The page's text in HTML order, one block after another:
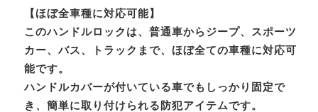
【ほぼ全車種に対応可能】
このハンドルロックは、普通車からジープ、スポーツ
カー、バス、トラックまで、ほぼ全ての車種に対応可
能です。
ハンドルカバーが付いている車でもしっかり固定で
き、簡単に取り付けられる防犯アイテムです。